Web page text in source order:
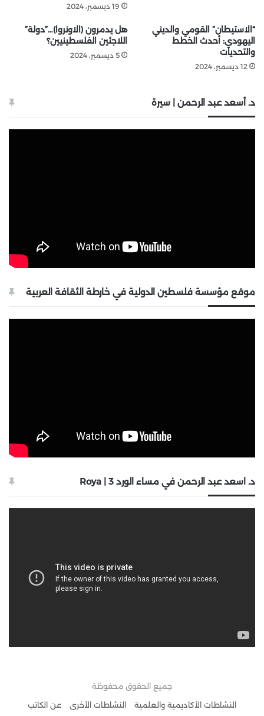
19 ديسمبر، 2024
“الاستيطان” القومي والديني
اليهودي: أحدث الخطط
والتحديات
12 ديسمبر، 2024
هل يدمرون (الاونروا)…”دولة”
اللاجئين الفلسطينيين؟
5 ديسمبر، 2024
د. أسعد عبد الرحمن | سيرة
موقع مؤسسة فلسطين الدولية في خارطة الثقافة العربية
د. اسعد عبد الرحمن في مساء الورد 3 | Roya
جميع الحقوق محفوظة
النشاطات الأكاديمية والعلمية
النشاطات الأخرى عن الكاتب